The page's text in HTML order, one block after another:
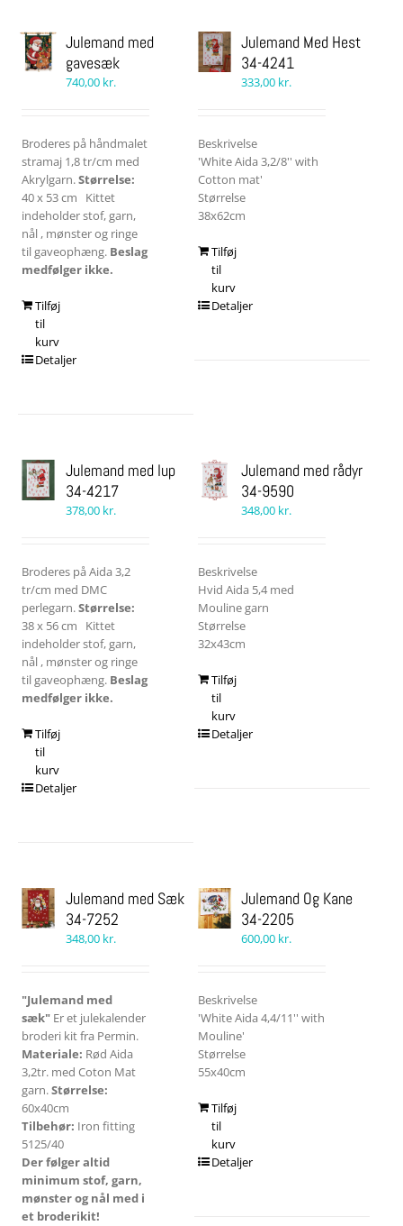
Julemand med
gavesæk
740,00 kr.
Broderes på håndmalet
stramaj 1,8 tr/cm med
Akrylgarn.Størrelse:
40 x 53 cm Kittet
indeholder stof, garn,
nål , mønster og ringe
til gaveophæng. Beslag
medfølger ikke.
Tilføj
til
kurv
Detaljer
Julemand Med Hest
34-4241
333,00 kr.
Beskrivelse
'White Aida 3,2/8'' with
Cotton mat'
Størrelse
38x62cm
Tilføj
til
kurv
Detaljer
Julemand med lup
34-4217
378,00 kr.
Broderes på Aida 3,2
tr/cm med DMC
perlegarn.Størrelse:
38 x 56 cm Kittet
indeholder stof, garn,
nål , mønster og ringe
til gaveophæng. Beslag
medfølger ikke.
Tilføj
til
kurv
Detaljer
Julemand med rådyr
34-9590
348,00 kr.
Beskrivelse
Hvid Aida 5,4 med
Mouline garn
Størrelse
32x43cm
Tilføj
til
kurv
Detaljer
Julemand med Sæk
34-7252
348,00 kr.
"Julemand med
sæk" Er et julekalender
broderi kit fra Permin.
Materiale: Rød Aida
3,2tr. med Coton Mat
garn.Størrelse:
60x40cm
Tilbehør: Iron fitting
5125/40
Der følger altid
minimum stof, garn,
mønster og nål med i
et broderikit!
Julemand Og Kane
34-2205
600,00 kr.
Beskrivelse
'White Aida 4,4/11'' with
Mouline'
Størrelse
55x40cm
Tilføj
til
kurv
Detaljer